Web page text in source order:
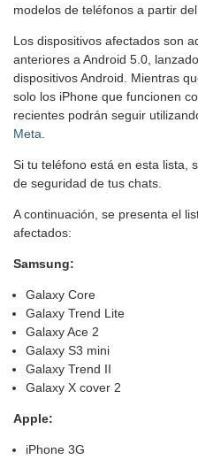
modelos de teléfonos a partir
Los dispositivos afectados son
anteriores a Android 5.0,
dispositivos Android. Mientras
solo los iPhone que funcionen
recientes podrán seguir
Meta.
Si tu teléfono está en esta lista,
de seguridad de tus chats.
A continuación, se presenta el
afectados:
Samsung:
Galaxy Core
Galaxy Trend Lite
Galaxy Ace 2
Galaxy S3 mini
Galaxy Trend II
Galaxy X cover 2
Apple:
iPhone 3G